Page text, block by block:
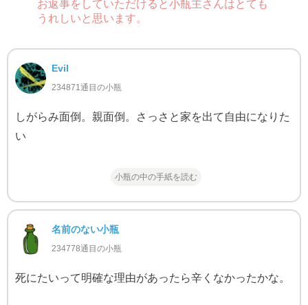
お返事をしていただけると小瓶主さんはとても
うれしいと思います。
Evil
234871通目の小瓶
しがらみ面倒。親面倒。さっさと家を出て自由になりた
い
小瓶の中の手紙を読む
名前のない小瓶
234778通目の小瓶
死にたいって明確な理由があったら辛くなかったかな。